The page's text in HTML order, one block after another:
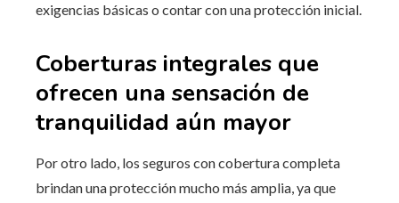
exigencias básicas o contar con una protección inicial.
Coberturas integrales que
ofrecen una sensación de
tranquilidad aún mayor
Por otro lado, los seguros con cobertura completa
brindan una protección mucho más amplia, ya que